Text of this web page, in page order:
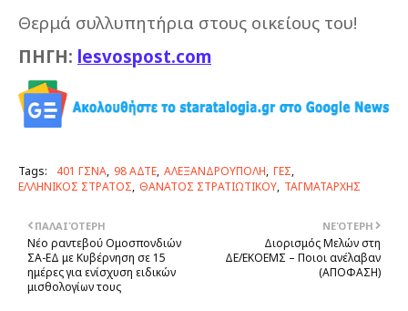
Θερμά συλλυπητήρια στους οικείους του!
ΠΗΓΗ: lesvospost.com
Tags: 401 ΓΣΝΑ 98 ΑΔΤΕ ΑΛΕΞΑΝΔΡΟΥΠΟΛΗ ΓΕΣ
ΕΛΛΗΝΙΚΟΣ ΣΤΡΑΤΟΣ ΘΑΝΑΤΟΣ ΣΤΡΑΤΙΩΤΙΚΟΥ ΤΑΓΜΑΤΑΡΧΗΣ
ΝΕΌΤΕΡΗ
Διορισμός Μελών στη
ΔΕ/EKOEMΣ – Ποιοι ανέλαβαν
(ΑΠΟΦΑΣΗ)
ΠΑΛΑΙΌΤΕΡΗ
Νέο ραντεβού Ομοσπονδιών
ΣΑ-ΕΔ με Κυβέρνηση σε 15
ημέρες για ενίσχυση ειδικών
μισθολογίων τους